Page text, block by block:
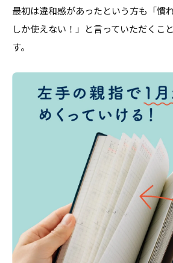
最初は違和感があったという方も「慣
しか使えない！」と言っていただくこ
す。